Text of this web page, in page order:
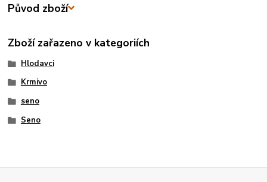
Původ zboží
Zboží zařazeno v kategoriích
Hlodavci
Krmivo
seno
Seno